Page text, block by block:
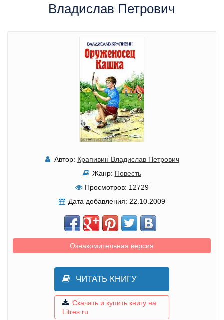
Владислав Петрович
Автор: Крапивин Владислав Петрович
Жанр: Повесть
Просмотров: 12729
Дата добавления: 22.10.2009
Ознакомительная версия
ЧИТАТЬ КНИГУ
Скачать и купить книгу на
Litres.ru